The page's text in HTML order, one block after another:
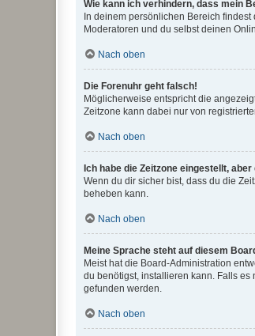
Wie kann ich verhindern, dass mein
In deinem persönlichen Bereich
Moderatoren und du selbst deinen
Nach oben
Die Forenuhr geht falsch!
Möglicherweise entspricht die
Zeitzone kann dabei nur von
Nach oben
Ich habe die Zeitzone eingestellt,
Wenn du dir sicher bist, dass du die
beheben kann.
Nach oben
Meine Sprache steht auf diesem
Meist hat die Board-Administration
du benötigst, installieren kann. Falls es
gefunden werden.
Nach oben